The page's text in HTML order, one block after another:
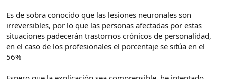
Es de sobra conocido que las lesiones neuronales son
irreversibles, por lo que las personas afectadas por estas
situaciones padecerán trastornos crónicos de personalidad,
en el caso de los profesionales el porcentaje se sitúa en el
56%